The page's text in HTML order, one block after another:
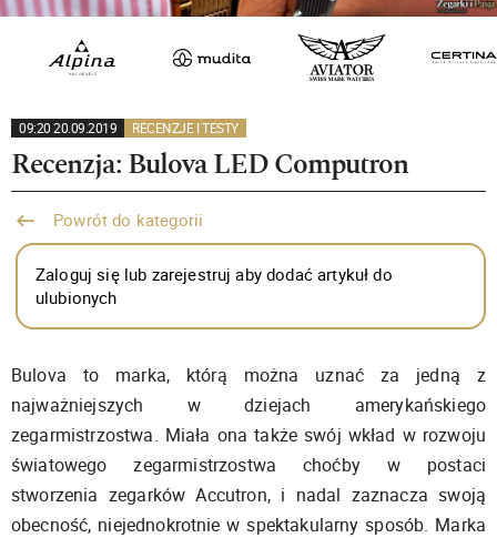
09:20 20.09.2019 RECENZJE I TESTY
Recenzja: Bulova LED Computron
Powrót do kategorii
Zaloguj się lub zarejestruj aby dodać artykuł do
ulubionych
Bulova to marka, którą można uznać za jedną z
najważniejszych w dziejach amerykańskiego
zegarmistrzostwa. Miała ona także swój wkład w rozwoju
światowego zegarmistrzostwa choćby w postaci
stworzenia zegarków Accutron, i nadal zaznacza swoją
obecność, niejednokrotnie w spektakularny sposób. Marka